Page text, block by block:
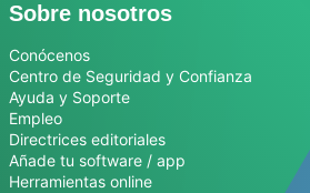
Sobre nosotros
Conócenos
Centro de Seguridad y Confianza
Ayuda y Soporte
Empleo
Directrices editoriales
Añade tu software / app
Herramientas online